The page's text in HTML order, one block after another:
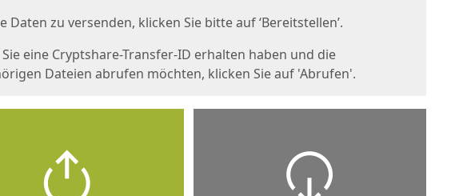
Daten zu versenden, klicken Sie bitte auf ‘Bereitstellen’.
eine Cryptshare-Transfer-ID erhalten haben und die
Dateien abrufen möchten, klicken Sie auf 'Abrufen'.